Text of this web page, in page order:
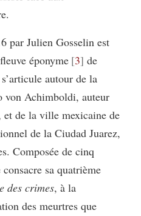
par Julien Gosselin est
éponyme 3 de
autour de la
von Achimboldi, auteur
de la ville mexicaine de
de la Ciudad Juarez,
Composée de cinq
sa quatrième
des crimes, à la
des meurtres que